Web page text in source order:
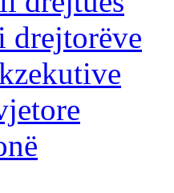
drejtorëve